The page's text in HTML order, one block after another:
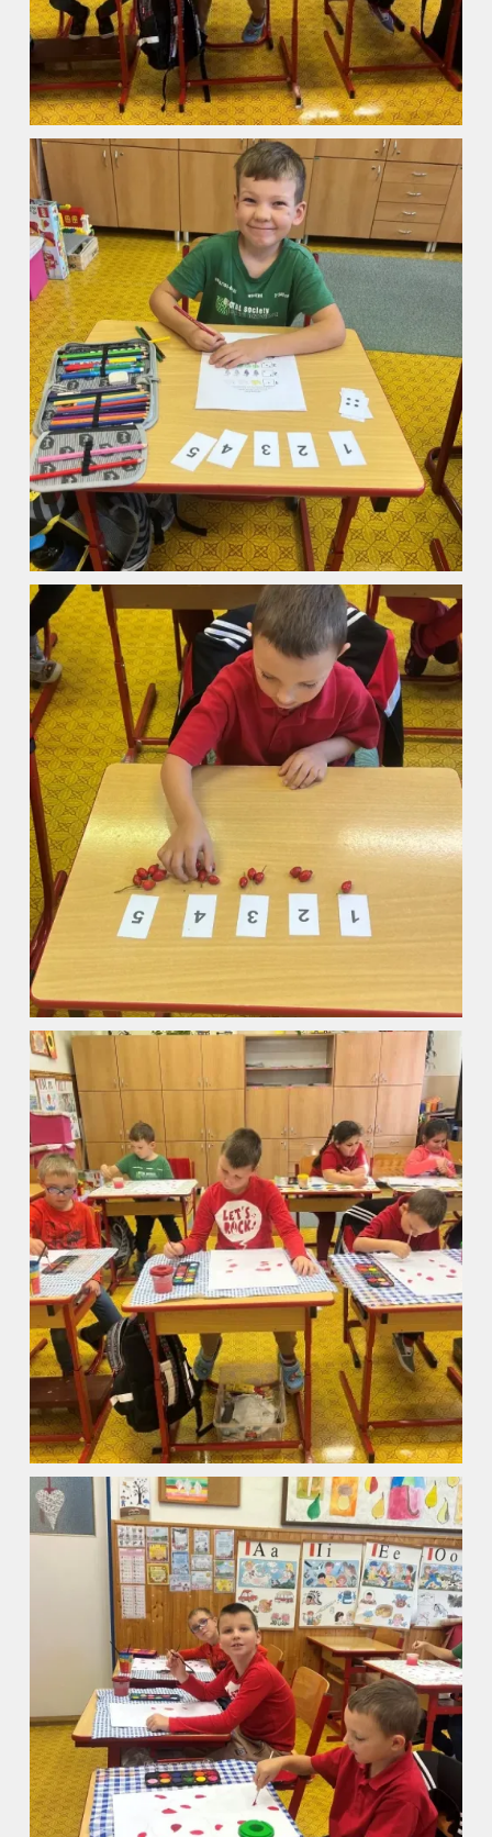
ZŠ a MŠ při nemocnici
Školní družina
Fotogalerie
Kalendář akcí
Aktuality
Kontakty